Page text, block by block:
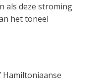
als deze stroming
het toneel
Hamiltoniaanse